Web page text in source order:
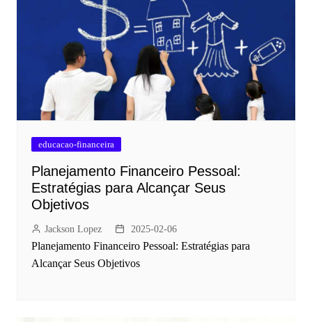
educacao-financeira
Planejamento Financeiro Pessoal:
Estratégias para Alcançar Seus
Objetivos
Jackson Lopez 2025-02-06
Planejamento Financeiro Pessoal: Estratégias para
Alcançar Seus Objetivos